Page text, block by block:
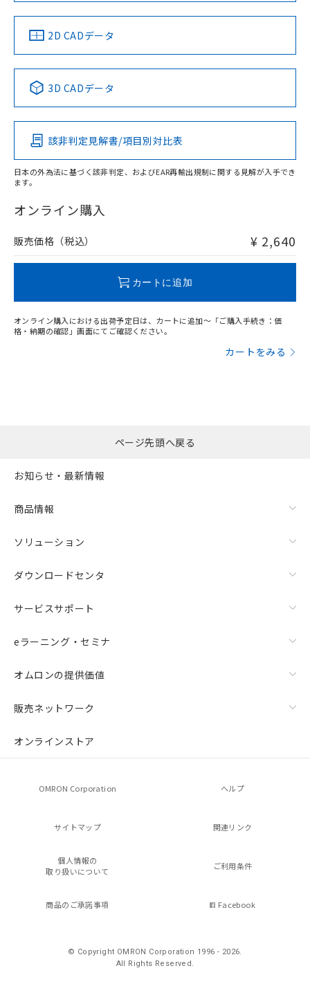
中国 RoHS 注意事項・凡例
Pb Hg Cd Cr(VI)
O
在庫等で未対応品が混在する可能性があります。
問い合わせください。
2D CADデータ
3D CADデータ
該非判定見解書/項目別対比表
日本の外為法に基づく該非判定、およびEAR再輸出規制に関する見解が入手でき
ます。
オンライン購入
販売価格（税込） ¥ 2,640
カートに追加
オンライン購入における出荷予定日は、カートに追加～「ご購入手続き：価
格・納期の確認」画面にてご確認ください。
カートをみる
ページ先頭へ戻る
お知らせ・最新情報
商品情報
ソリューション
ダウンロードセンタ
サービスサポート
eラーニング・セミナ
オムロンの提供価値
販売ネットワーク
オンラインストア
OMRON Corporation ヘルプ
サイトマップ 関連リンク
個人情報の
取り扱いについて
ご利用条件
商品のご承諾事項 Facebook
© Copyright OMRON Corporation 1996 - 2026.
All Rights Reserved.